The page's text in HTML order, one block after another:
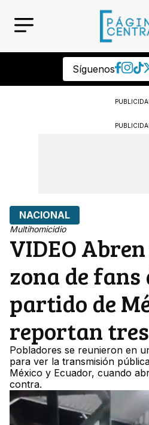
Síguenos
NACIONAL
Multihomicidio
VIDEO
zona de
partido de
reportan
Pobladores se reunieron en
para ver la transmisión
México y Ecuador, cuando
contra.